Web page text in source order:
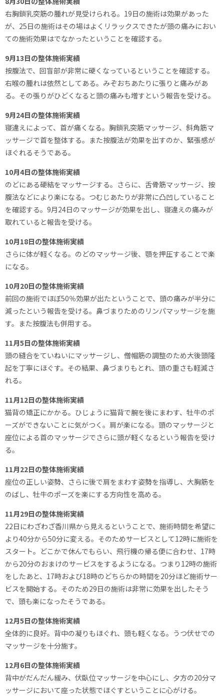
右胸鎖乳突筋の腫れが見受けられる。19日の施術は効果があった
が、25日の施術はその場はよくリラックスできたが頭の痛みにおい
ての施術効果はでなかったということを確認する。
9月13日の整体施術実績
按腹法で、回盲部が非常に硬くなっているということを確認する。
右喉の腫れは依然としてある。みぞおちあたりに張りと痛みがあ
る。その張りがひどくなると頭の痛みも増すという報告を受ける。
9月24日の整体施術実績
寝違えによって、首が痛くなる。胸鎖乳突筋マッサージ、斜角筋マ
ッサージで首を整体する。また按腹法が効果を出すのか、緊張感が
ほぐれるそうである。
10月4日の整体施術実績
のどにある硬結をマッサージする。さらに、舌骨筋マッサージ、按
腹法などにより楽になる。つむじあたりが非常に凸凹していること
を確認する。9月24日のマッサージが効果を出し、寝違えの痛みが
取れていると報告を受ける。
10月18日の整体施術実績
さらに体が軽くなる。のどのマッサージ後、顎を押圧することで楽
になる。
10月20日の整体施術実績
前回の施術でほぼ50％効果が出たということで、頭の痛みが半分に
減ったという報告を受ける。鼻づまりためのリンパマッサージを施
す。また按腹法も併用する。
11月5日の整体施術実績
頭の縫合をていねいにマッサージし、僧帽筋の調整のため大後頭隆
起を丁寧にほぐす。その結果、鼻づまりもとれ、頭の重さも軽減さ
れる。
11月12日の整体施術実績
猫背の矯正にかかる。ひじょうに猫背で腕を後にまわす、牡牛のポ
ーズができないことに気がつく。肩が楽になる。頭のマッサージと
座位による首のマッサージでさらに頭が軽くなるという報告を受け
る。
11月22日の整体施術実績
座位の正しい姿勢、さらに後で肩をまわす姿勢を指導し、大胸筋を
のばし、牡牛のポーズを楽にする方向性を高める。
11月29日の整体施術実績
22日にわざわざ香川県から見えるということで、施術時間を希望に
より40分から50分に変える。そのためサービスとして12時に施術を
スタート。どこかで休んでもらい、飛行機の帰る便に合わせ、17時
から20分のおまけのサービスをするようになる。つまり12時の施術
をしたあと、17時および18時のどちらかの時間を20分ほど施術サー
ビスを開始する。そのため29日の施術は非常に効果を出したそう
で、頭も楽になったそうである。
12月5日の整体施術実績
全体的に良好。背中の凝りもほぐれ、頭も軽くなる。うつ伏せでの
マッサージを十分施す。
12月6日の整体施術実績
背中がだんだん緩み、伏臥位マッサージを中心にし、夕方の20分マ
ッサージにおいて座った状態でほぐすということに心がける。